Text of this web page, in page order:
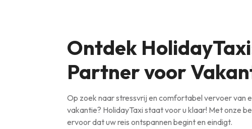
Ontdek
Partner voor
Op zoek naar stressvrij en comfortabel vervoer van
vakantie? HolidayTaxi staat voor u klaar! Met onze
ervoor dat uw reis ontspannen begint en eindigt.